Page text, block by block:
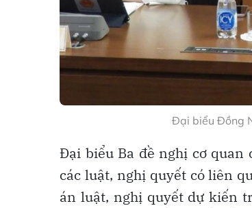
Đại biểu Đồng
Đại biểu Ba đề nghị cơ
các luật, nghị quyết có liên
án luật, nghị quyết dự kiến